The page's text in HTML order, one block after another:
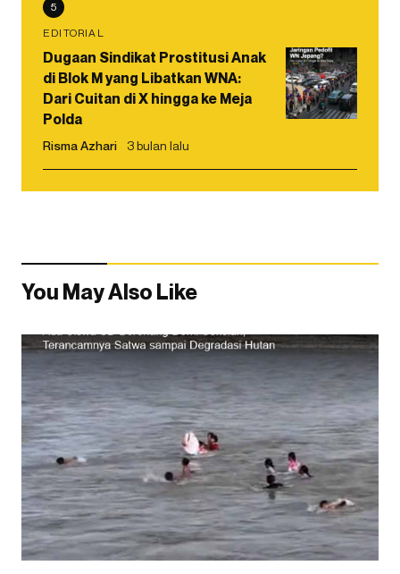
5
EDITORIAL
Dugaan Sindikat Prostitusi Anak
di Blok M yang Libatkan WNA:
Dari Cuitan di X hingga ke Meja
Polda
Risma Azhari 3 bulan lalu
You May Also Like